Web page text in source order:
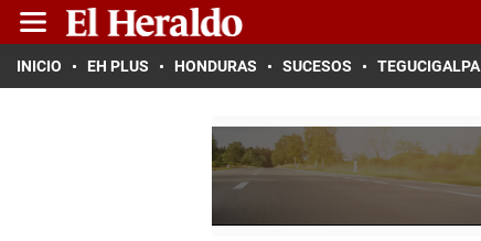
INICIO EH PLUS HONDURAS SUCESOS TEGUCIGALPA